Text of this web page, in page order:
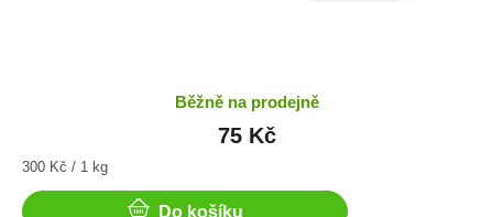
Běžně na prodejně
75 Kč
Měrná
300 Kč / 1 kg
Do košíku